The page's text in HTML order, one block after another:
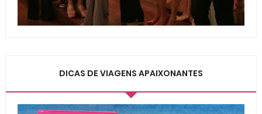
DICAS DE VIAGENS APAIXONANTES